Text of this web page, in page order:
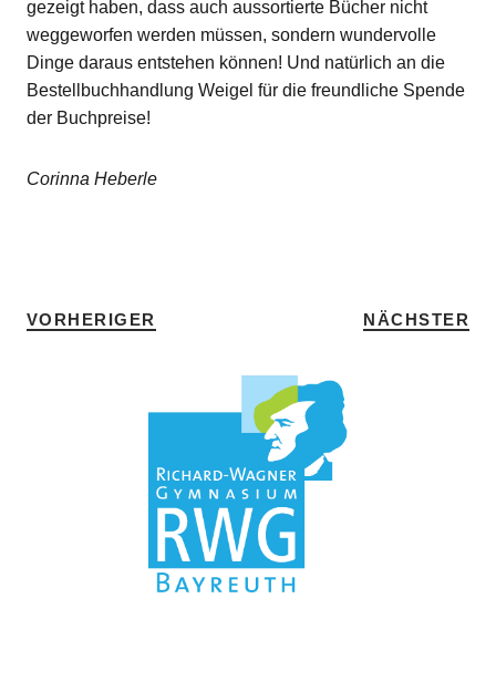
gezeigt haben, dass auch aussortierte Bücher nicht
weggeworfen werden müssen, sondern wundervolle
Dinge daraus entstehen können! Und natürlich an die
Bestellbuchhandlung Weigel für die freundliche Spende
der Buchpreise!
Corinna Heberle
VORHERIGER NÄCHSTER